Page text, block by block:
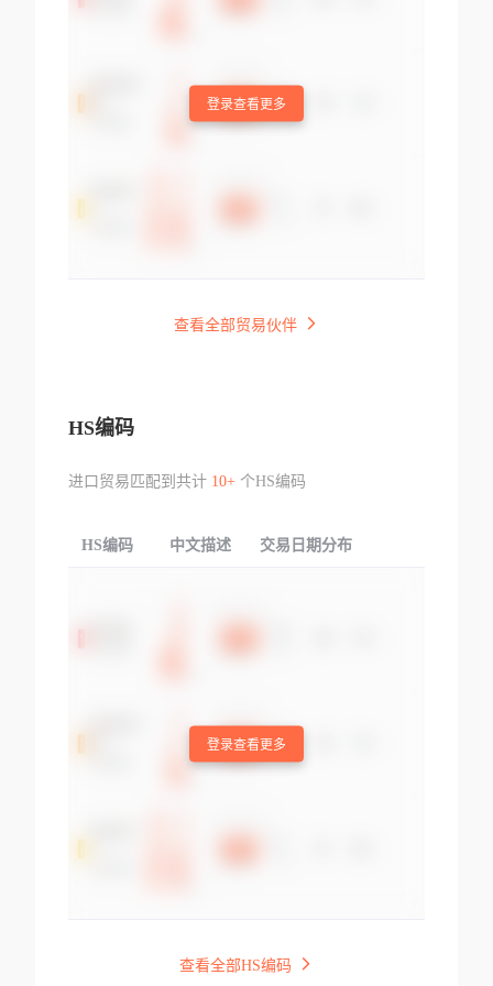
登录查看更多
查看全部贸易伙伴
HS编码
进口贸易匹配到共计 10+个HS编码
HS编码 中文描述 交易日期分布
登录查看更多
查看全部HS编码